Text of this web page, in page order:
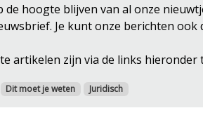
de hoogte blijven van al onze
Je kunt onze berichten
artikelen zijn via de links hieronder
Dit moet je weten Juridisch